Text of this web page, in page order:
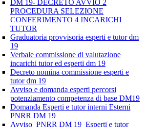
DM 19- DECRETO AVVIO 2
PROCEDURA SELEZIONE
CONFERIMENTO 4 INCARICHI
TUTOR
Graduatoria provvisoria esperti e tutor dm
19
Verbale commissione di valutazione
incarichi tutor ed esperti dm 19
Decreto nomina commissione esperti e
tutor dm 19
Avviso e domanda esperti percorsi
potenziamento competenza di base DM19
Domanda Esperti e tutor interni Esterni
PNRR DM 19
Avviso_PNRR DM 19_Esperti e tutor